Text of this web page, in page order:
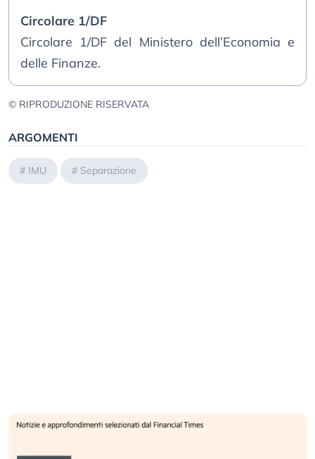
Circolare 1/DF
Circolare 1/DF del Ministero dell’Economia e
delle Finanze.
© RIPRODUZIONE RISERVATA
ARGOMENTI
# IMU # Separazione